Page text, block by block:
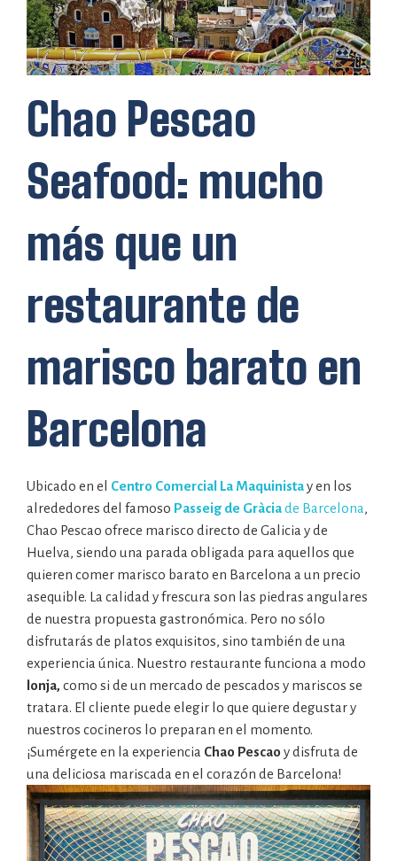
Chao Pescao
Seafood: mucho
más que un
restaurante de
marisco barato en
Barcelona
Ubicado en el Centro Comercial La Maquinistay en los
alrededores del famoso Passeig de Gràciade Barcelona,
Chao Pescao ofrece marisco directo de Galicia y de
Huelva, siendo una parada obligada para aquellos que
quieren comer marisco barato en Barcelona a un precio
asequible. La calidad y frescura son las piedras angulares
de nuestra propuesta gastronómica. Pero no sólo
disfrutarás de platos exquisitos, sino también de una
experiencia única. Nuestro restaurante funciona a modo
lonja, como si de un mercado de pescados y mariscos se
tratara. El cliente puede elegir lo que quiere degustar y
nuestros cocineros lo preparan en el momento.
¡Sumérgete en la experiencia Chao Pescao y disfruta de
una deliciosa mariscada en el corazón de Barcelona!